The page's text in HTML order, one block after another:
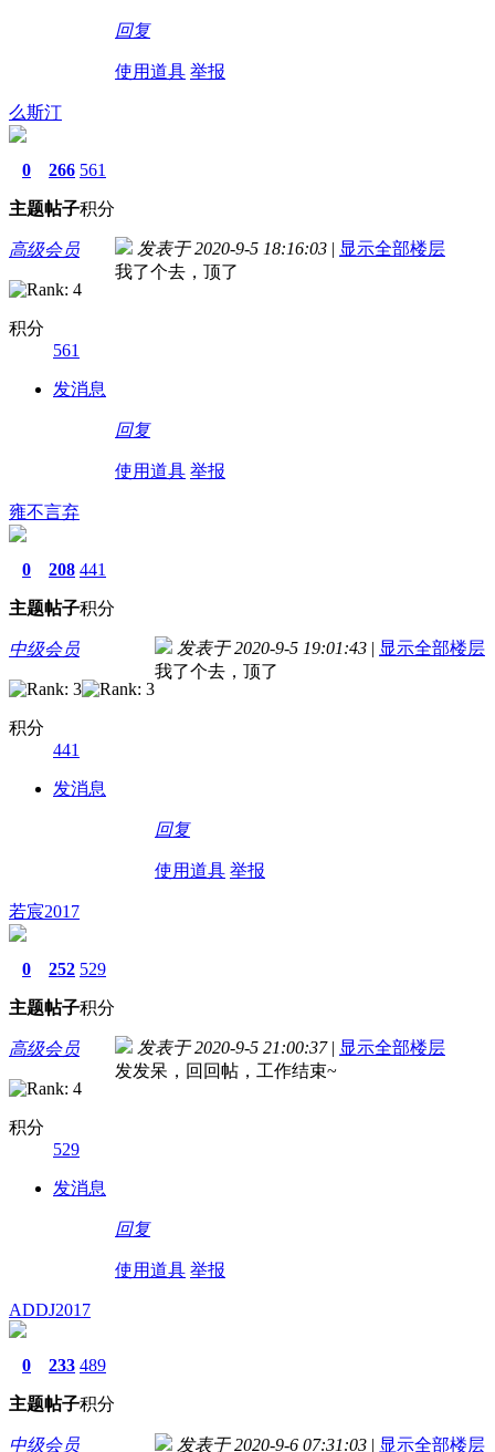
回复
使用道具 举报
么斯汀
0
主题
266
帖子
561
积分
高级会员
积分
561
发消息
发表于 2020-9-5 18:16:03 | 显示全部楼层
我了个去，顶了
回复
使用道具 举报
雍不言弃
0
主题
208
帖子
441
积分
中级会员
积分
441
发消息
发表于 2020-9-5 19:01:43 | 显示全部楼层
我了个去，顶了
回复
使用道具 举报
若宸2017
0
主题
252
帖子
529
积分
高级会员
积分
529
发消息
发表于 2020-9-5 21:00:37 | 显示全部楼层
发发呆，回回帖，工作结束~
回复
使用道具 举报
ADDJ2017
0
主题
233
帖子
489
积分
中级会员 发表于 2020-9-6 07:31:03 | 显示全部楼层